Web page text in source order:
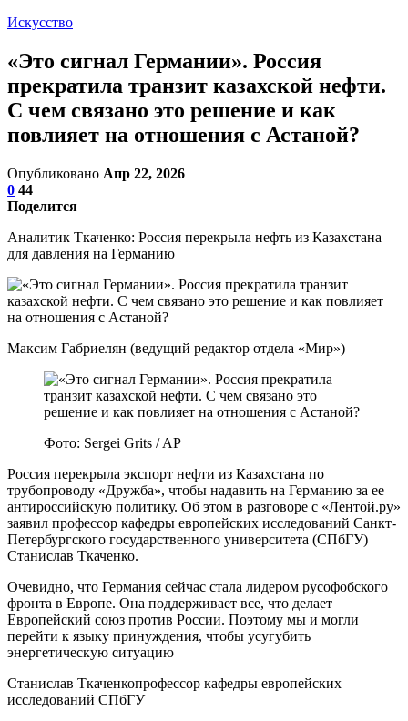
Искусство
«Это сигнал Германии». Россия
прекратила транзит казахской нефти.
С чем связано это решение и как
повлияет на отношения с Астаной?
Опубликовано Апр 22, 2026
0 44
Поделится
Аналитик Ткаченко: Россия перекрыла нефть из Казахстана
для давления на Германию
Максим Габриелян (ведущий редактор отдела «Мир»)
Фото: Sergei Grits / AP
Россия перекрыла экспорт нефти из Казахстана по
трубопроводу «Дружба», чтобы надавить на Германию за ее
антироссийскую политику. Об этом в разговоре с «Лентой.ру»
заявил профессор кафедры европейских исследований Санкт-
Петербургского государственного университета (СПбГУ)
Станислав Ткаченко.
Очевидно, что Германия сейчас стала лидером русофобского
фронта в Европе. Она поддерживает все, что делает
Европейский союз против России. Поэтому мы и могли
перейти к языку принуждения, чтобы усугубить
энергетическую ситуацию
Станислав Ткаченкопрофессор кафедры европейских
исследований СПбГУ